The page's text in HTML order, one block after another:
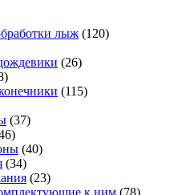
лыж (120)
(26)
(115)
(37)
(40)
(34)
(23)
к ним (78)